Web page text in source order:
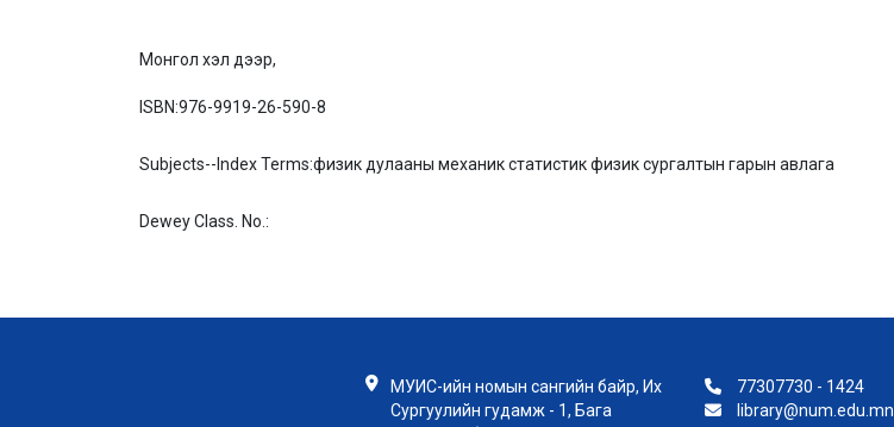
Монгол хэл дээр,
ISBN:976-9919-26-590-8
Subjects--Index Terms:физик дулааны механик статистик физик сургалтын гарын авлага
Dewey Class. No.:
МУИС-ийн номын сангийн байр, Их
Сургуулийн гудамж - 1, Бага
77307730 - 1424
library@num.edu.mn